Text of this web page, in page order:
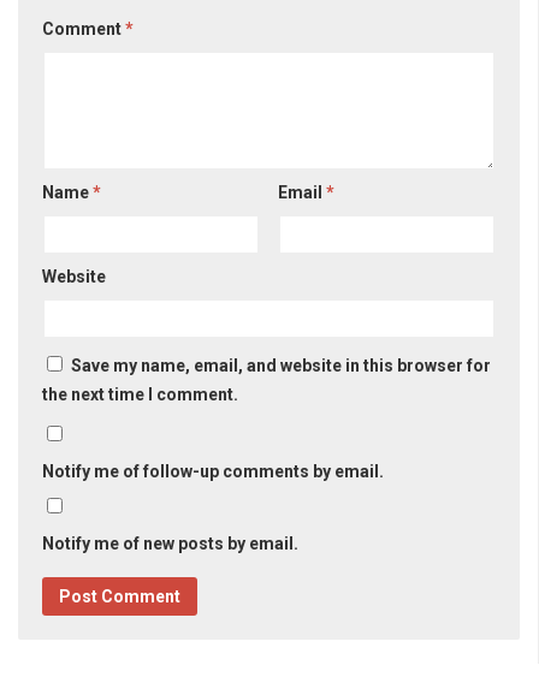
Comment*
Name* Email*
Website
Save my name, email, and website in this browser for
the next time I comment.
Notify me of follow-up comments by email.
Notify me of new posts by email.